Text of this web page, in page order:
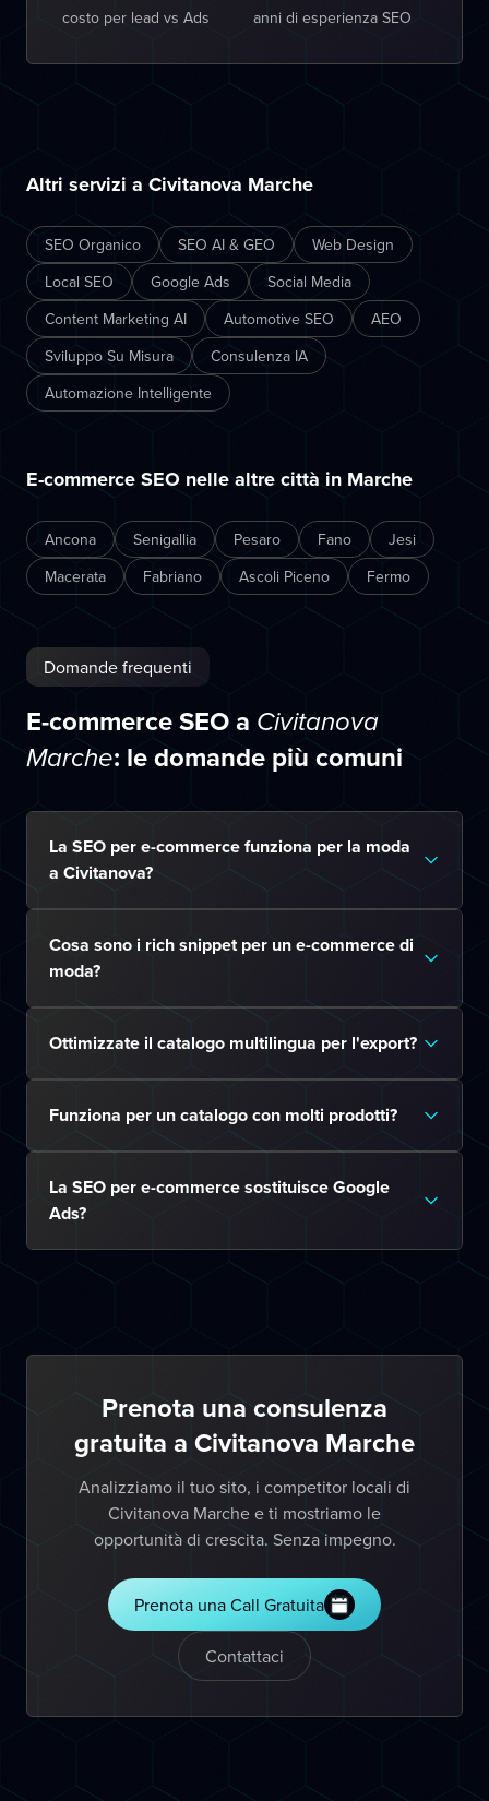
costo per lead vs Ads anni di esperienza SEO
Altri servizi a Civitanova Marche
SEO Organico SEO AI & GEO
Web Design
Local SEO
Google Ads
Social Media
Content Marketing AI
Automotive SEO
AEO
Sviluppo Su Misura
Consulenza IA
Automazione Intelligente
E-commerce SEO nelle altre città in Marche
Ancona Senigallia Pesaro Fano
Jesi
Macerata
Fabriano Ascoli Piceno Fermo
Domande frequenti
E-commerce SEO a Civitanova
Marche: le domande più comuni
La SEO per e-commerce funziona per la moda
a Civitanova?
Cosa sono i rich snippet per un e-commerce di
moda?
Ottimizzate il catalogo multilingua per l'export?
Funziona per un catalogo con molti prodotti?
La SEO per e-commerce sostituisce Google
Ads?
Prenota una consulenza
gratuita a Civitanova Marche
Analizziamo il tuo sito, i competitor locali di
Civitanova Marche e ti mostriamo le
opportunità di crescita. Senza impegno.
Prenota una Call Gratuita
Contattaci